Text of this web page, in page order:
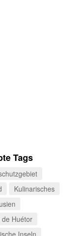
Tags
Kulinarisches
de Huétor